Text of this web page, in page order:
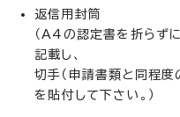
返信用封筒
（A4の認定書を折らず
記載し、
切手（申請書類と同程度
を貼付して下さい。）